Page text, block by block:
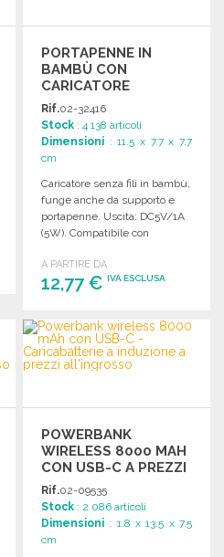
PORTAPENNE IN
BAMBÙ CON
CARICATORE
WIRELESS 5W
Rif.02-32416
Stock : 4 138 articoli
Dimensioni : 11.5 x 7.7 x 7.7
cm
Caricatore senza fili in bambù,
funge anche da supporto e
portapenne. Uscita: DC5V/1A
(5W). Compatibile con
A PARTIRE DA
12,77 €IVA ESCLUSA
ORDINARE
Richiedi un preventivo
POWERBANK
WIRELESS 8000 MAH
CON USB-C A PREZZI
ALL'INGROSSO
Rif.02-09535
Stock : 2 086 articoli
Dimensioni : 1.8 x 13.5 x 7.5
cm